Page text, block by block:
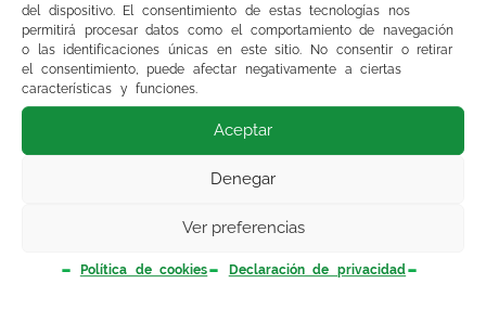
del dispositivo. El consentimiento de estas tecnologías nos
permitirá procesar datos como el comportamiento de navegación
o las identificaciones únicas en este sitio. No consentir o retirar
el consentimiento, puede afectar negativamente a ciertas
características y funciones.
Aceptar
Denegar
Ver preferencias
Política de cookies Declaración de privacidad
personas que se ocupan de la prevención,
asistencia médica y actividades en las que se
ha probado un riesgo de infección», con 460
comunicaciones.
Distribuidos por sectores y concretando al
profesionales de la salud
conllevaron baja laboral. 274, casi el 80 %,
pertenecieron a mujeres.La cifra es algo menor